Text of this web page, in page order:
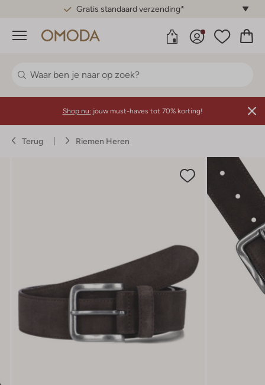
Gratis standaard verzending*
Menu
Shop nu: jouw must-haves tot 70% korting!
Terug Riemen Heren